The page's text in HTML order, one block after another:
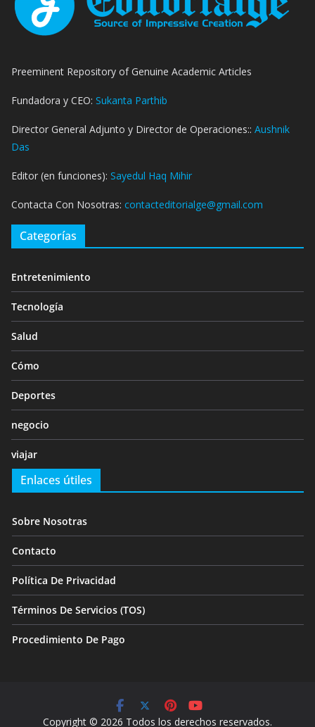
Preeminent Repository of Genuine Academic Articles
Fundadora y CEO: Sukanta Parthib
Director General Adjunto y Director de Operaciones:: Aushnik
Das
Editor (en funciones): Sayedul Haq Mihir
Contacta Con Nosotras: contacteditorialge@gmail.com
Categorías
Entretenimiento
Tecnología
Salud
Cómo
Deportes
negocio
viajar
Enlaces útiles
Sobre Nosotras
Contacto
Política De Privacidad
Términos De Servicios (TOS)
Procedimiento De Pago
Copyright © 2026 Todos los derechos reservados.